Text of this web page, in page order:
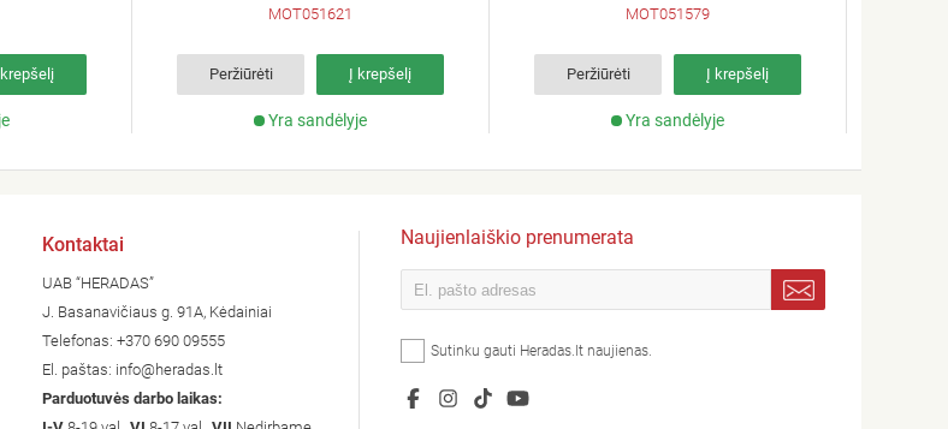
MOT051621
Peržiūrėti Į krepšelį
Yra sandėlyje
MOT051579
Peržiūrėti Į krepšelį
Yra sandėlyje
Kontaktai
UAB “HERADAS”
J. Basanavičiaus g. 91A, Kėdainiai
Telefonas:+370 690 09555
El. paštas: info@heradas.lt
Parduotuvės darbo laikas:
Naujienlaiškio prenumerata
Sutinku gauti Heradas.lt naujienas.